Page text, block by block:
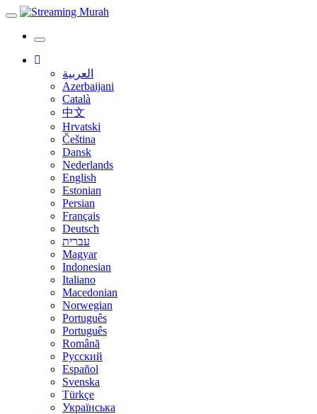
Toggle
Toggle
navigation
العربية
Azerbaijani
Català
中文
Hrvatski
Čeština
Dansk
Nederlands
English
Estonian
Persian
Français
Deutsch
עברית
Magyar
Indonesian
Italiano
Macedonian
Norwegian
Português
Português
Română
Русский
Español
Svenska
Türkçe
Українська